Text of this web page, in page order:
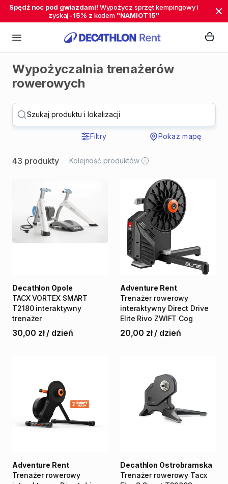
Spędź noc pod gwiazdami! Wypożycz sprzęt kempingowy i
zyskaj -15% z kodem "NAMIOT15"
Wypożyczalnia trenażerów
rowerowych
Szukaj produktu i lokalizacji
Filtry Pokaż mapę
43 produkty Kolejność produktów
TACX VORTEX SMART
T2180 interaktywny
trenażer
Decathlon Opole
30,00 zł / dzień
Trenażer rowerowy
interaktywny Direct Drive
Elite Rivo ZWIFT Cog
Adventure Rent
20,00 zł / dzień
Trenażer rowerowy
Adventure Rent
Trenażer rowerowy Tacx
Decathlon Ostrobramska